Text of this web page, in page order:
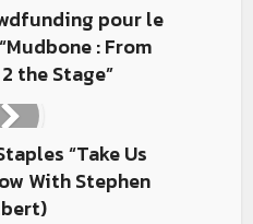
pour le
: From
the Stage”
“Take Us
With Stephen